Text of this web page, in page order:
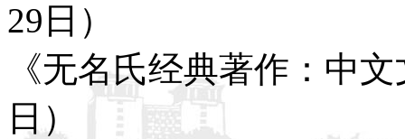
29日）
《无名氏经典著作：中
日）